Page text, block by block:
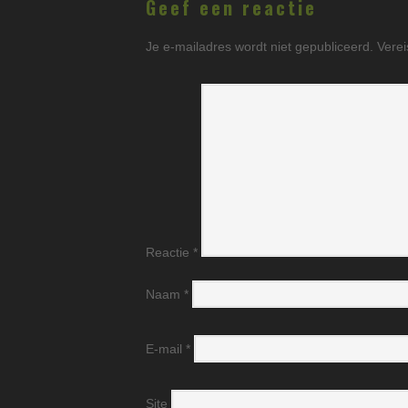
Geef een reactie
Je e-mailadres wordt niet gepubliceerd.
Reactie *
Naam *
E-mail *
Site